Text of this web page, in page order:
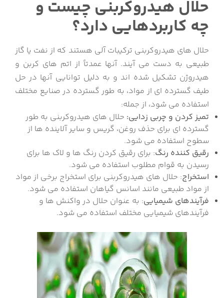
حلال هیدروکربنی چیست و
چه کاربردهایی دارد؟
حلال های هیدروکربنی ترکیبات آلی هستند که از نفت یا گاز
طبیعی به دست می آیند. آنها عمدتاً از اتم های کربن و
هیدروژن تشکیل شده اند و به دلیل توانایی آنها در حل
طیف گسترده ای از مواد، به طور گسترده در صنایع مختلف
استفاده می شود، از جمله:
تمیز کردن و چربی زدایی: حلال های هیدروکربنی به طور
گسترده ای برای حذف روغن، گریس و سایر آلاینده ها از
سطوح استفاده می شود.
رقیق کننده رنگ: برای رقیق کردن رنگ ها و لاک ها برای
رسیدن به قوام مطلوب استفاده می شود.
استخراج: حلال های هیدروکربنی برای استخراج برخی از مواد
از مواد طبیعی مانند اسانس گیاهان استفاده می شود.
فرآیندهای شیمیایی: به عنوان حلال در واکنش ها و
فرآیندهای شیمیایی مختلف استفاده می شود.